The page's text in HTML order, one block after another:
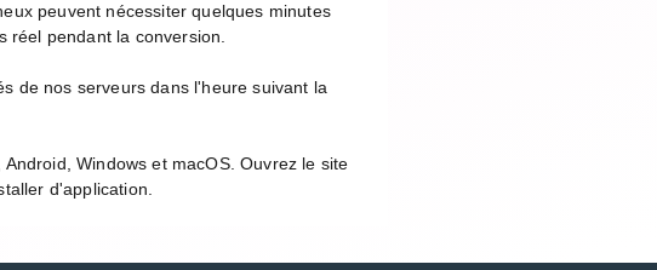
peuvent nécessiter quelques minutes
réel pendant la conversion.
de nos serveurs dans l'heure suivant la
Windows et macOS. Ouvrez le site
d'application.